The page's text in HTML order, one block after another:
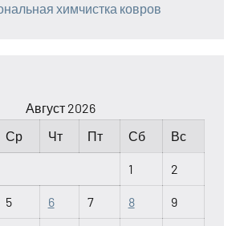
химчистка ковров
Август 2026
Ср Чт Пт Сб Вс
1 2
5 6 7 8 9